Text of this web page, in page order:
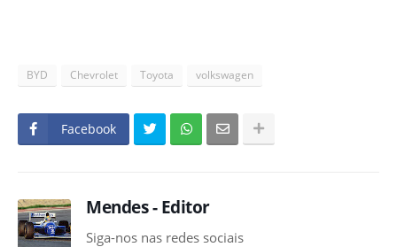
BYD Chevrolet Toyota volkswagen
Facebook
Mendes - Editor
Siga-nos nas redes sociais